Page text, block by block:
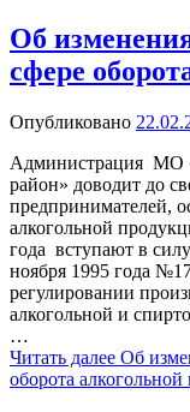
Об
сфере
Опубликовано
Администрация МО
район» доводит до
предпринимателей,
алкогольной
года вступают в
ноября 1995 года
регулировании
алкогольной и
…
Читать далее Об
оборота